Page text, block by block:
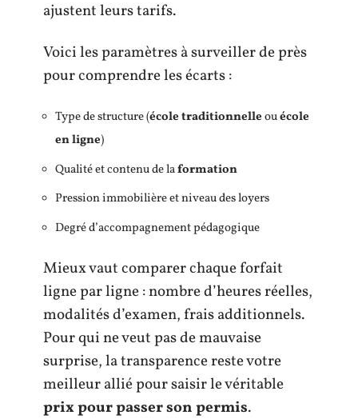
ajustent leurs tarifs.
Voici les paramètres à surveiller de près
pour comprendre les écarts :
Type de structure (école traditionnelleouécole
en ligne)
Qualité et contenu de laformation
Pression immobilière et niveau des loyers
Degré d’accompagnement pédagogique
Mieux vaut comparer chaque forfait
ligne par ligne : nombre d’heures réelles,
modalités d’examen, frais additionnels.
Pour qui ne veut pas de mauvaise
surprise, la transparence reste votre
meilleur allié pour saisir le véritable
prix pour passer son permis.